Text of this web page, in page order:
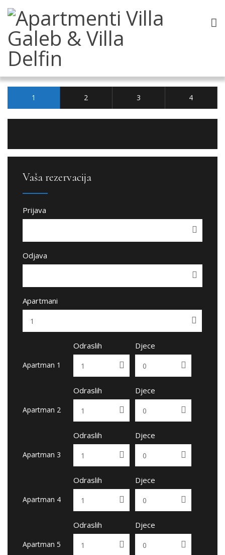
1 2 3 4
Vaša rezervacija
Prijava
Odjava
Apartmani
Apartman 1
Odraslih Djece
Apartman 2
Odraslih Djece
Apartman 3
Odraslih Djece
Apartman 4
Odraslih Djece
Apartman 5
Odraslih Djece